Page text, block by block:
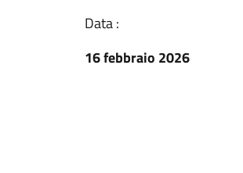
Data :
16 febbraio 2026